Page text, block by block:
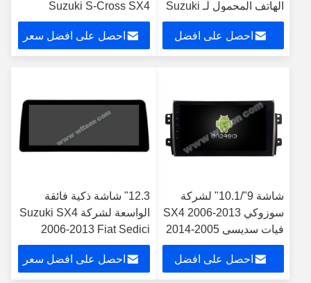
الهاتف المحمول لـ Suzuki
SX4 2006-2013 GPS
CarPlay Player
Multimed
احصل على افضل
Suzuki S-Cross SX4
2014-2017 2014 S Cross
احصل على افضل سعر
شاشة 9"/10.1" لشركة
سوزوكي SX4 2006-2013
فيات سديسي 2005-2014
سيارات ستيريو
احصل على افضل
12.3" شاشة ذكية فائقة
الواسعة لشركة Suzuki SX4
2006-2013 Fiat Sedici
2005-2014 سيارات ستيريو
احصل على افضل سعر